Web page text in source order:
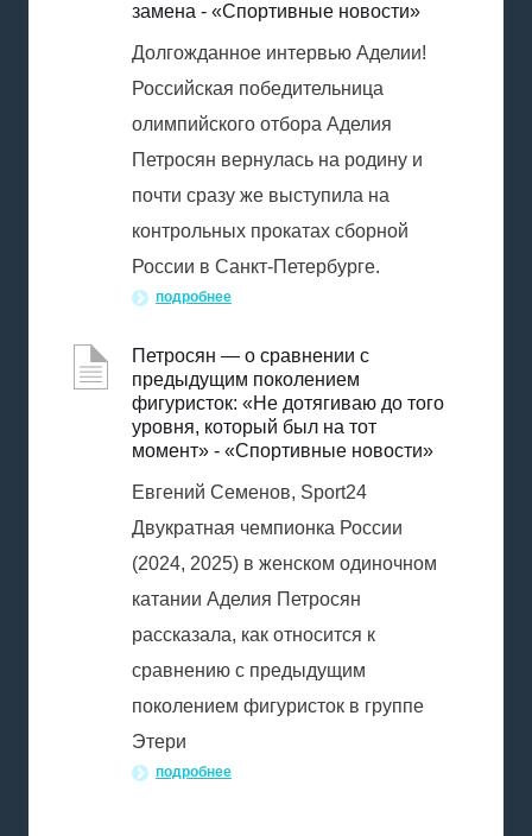
замена - «Спортивные новости»
Долгожданное интервью Аделии!
Российская победительница
олимпийского отбора Аделия
Петросян вернулась на родину и
почти сразу же выступила на
контрольных прокатах сборной
России в Санкт-Петербурге.
подробнее
Петросян — о сравнении с
предыдущим поколением
фигуристок: «Не дотягиваю до того
уровня, который был на тот
момент» - «Спортивные новости»
Евгений Семенов, Sport24
Двукратная чемпионка России
(2024, 2025) в женском одиночном
катании Аделия Петросян
рассказала, как относится к
сравнению с предыдущим
поколением фигуристок в группе
Этери
подробнее